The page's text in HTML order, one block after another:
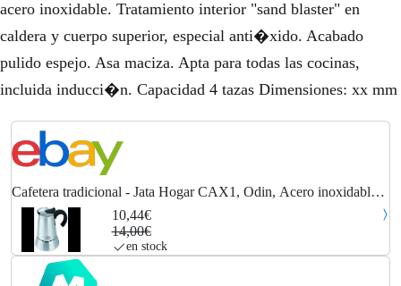
acero inoxidable. Tratamiento interior "sand blaster" en
caldera y cuerpo superior, especial anti�xido. Acabado
pulido espejo. Asa maciza. Apta para todas las cocinas,
incluida inducci�n. Capacidad 4 tazas Dimensiones: xx mm
Cafetera tradicional - Jata Hogar CAX1, Odin, Acero inoxidable,
Inox
10,44€
14,00€
en stock